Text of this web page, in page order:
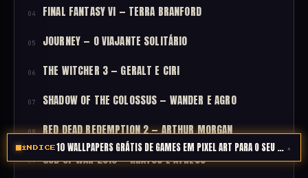
04 FINAL FANTASY VI — TERRA BRANFORD
05 JOURNEY — O VIAJANTE SOLITÁRIO
06 THE WITCHER 3 — GERALT E CIRI
07 SHADOW OF THE COLOSSUS — WANDER E AGRO
08 RED DEAD REDEMPTION 2 — ARTHUR MORGAN
09 GOD OF WAR 2018 — KRATOS E ATREUS
ÍNDICE 10 WALLPAPERS GRÁTIS DE GAMES EM PIXEL ART PARA O SEU CELULAR
▴